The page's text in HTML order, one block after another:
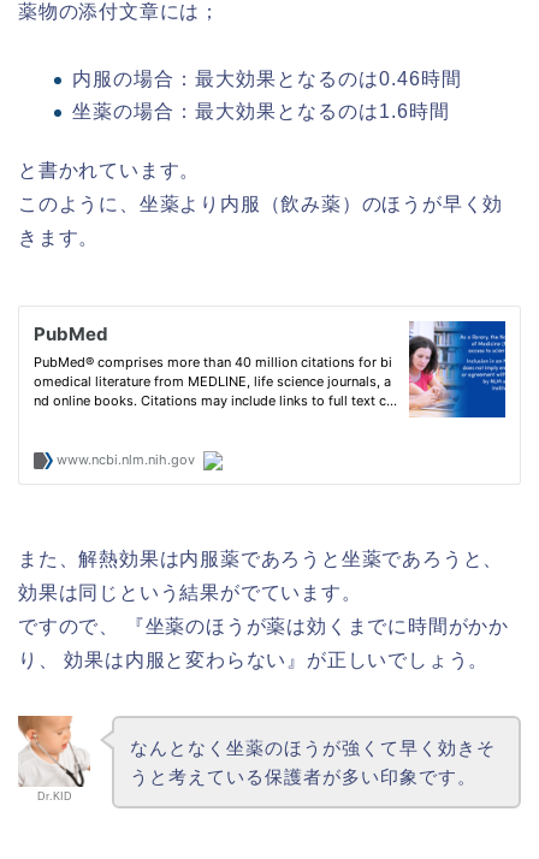
薬物の添付文章には；
内服の場合：最大効果となるのは0.46時間
坐薬の場合：最大効果となるのは1.6時間
と書かれています。
このように、坐薬より内服（飲み薬）のほうが早く効
きます。
また、解熱効果は内服薬であろうと坐薬であろうと、
効果は同じという結果がでています。
ですので、 『坐薬のほうが薬は効くまでに時間がかか
り、 効果は内服と変わらない』が正しいでしょう。
Dr.KID
なんとなく坐薬のほうが強くて早く効きそ
うと考えている保護者が多い印象です。